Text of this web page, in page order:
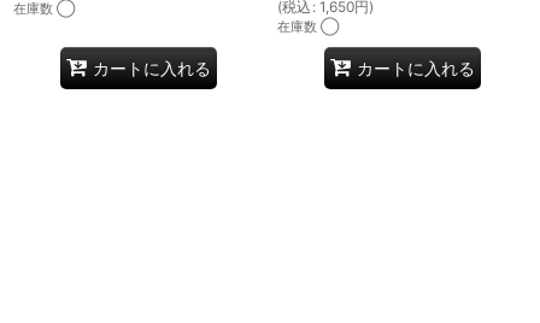
在庫数 ◯
カートに入れる
(税込 : 1,650円)
在庫数 ◯
カートに入れる